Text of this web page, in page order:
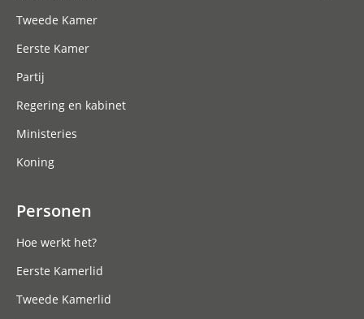
Tweede Kamer
Eerste Kamer
Partij
Regering en kabinet
Ministeries
Koning
Personen
Hoe werkt het?
Eerste Kamerlid
Tweede Kamerlid